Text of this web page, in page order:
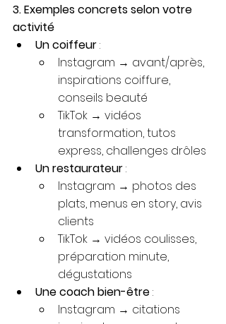
3. Exemples concrets selon votre
activité
Un coiffeur :
Instagram → avant/après,
inspirations coiffure,
conseils beauté
TikTok → vidéos
transformation, tutos
express, challenges drôles
Un restaurateur :
Instagram → photos des
plats, menus en story, avis
clients
TikTok → vidéos coulisses,
préparation minute,
dégustations
Une coach bien-être :
Instagram → citations